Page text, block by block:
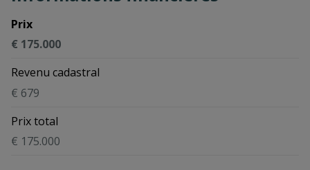
Prix
€ 175.000
Revenu cadastral
€ 679
Prix total
€ 175.000